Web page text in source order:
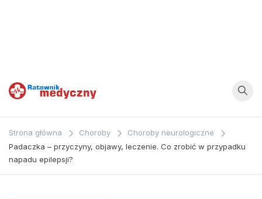
Ratownik
Medyczny
zagadnieniom z
dziedziny
medycyny oraz
Strona główna Choroby
Choroby neurologiczne
Padaczka – przyczyny, objawy, leczenie. Co zrobić w przypadku
napadu epilepsji?